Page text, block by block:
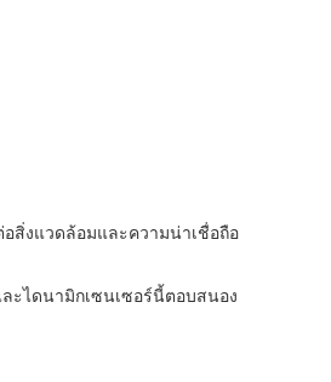
สิ่งแวดล้อมและความน่าเชื่อถือ
ะไดนามิกเซนเซอร์นี้ตอบสนอง